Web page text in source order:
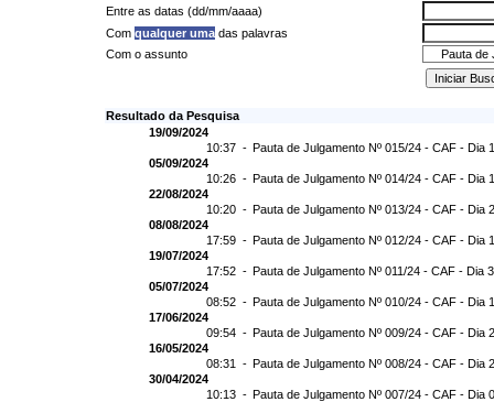
Entre as datas (dd/mm/aaaa)
Com qualquer uma das palavras
Com o assunto
Resultado da Pesquisa
19/09/2024
10:37 - Pauta de Julgamento Nº 015/24 - CAF - Dia
05/09/2024
10:26 - Pauta de Julgamento Nº 014/24 - CAF - Dia
22/08/2024
10:20 - Pauta de Julgamento Nº 013/24 - CAF - Dia
08/08/2024
17:59 - Pauta de Julgamento Nº 012/24 - CAF - Dia
19/07/2024
17:52 - Pauta de Julgamento Nº 011/24 - CAF - Dia
05/07/2024
08:52 - Pauta de Julgamento Nº 010/24 - CAF - Dia
17/06/2024
09:54 - Pauta de Julgamento Nº 009/24 - CAF - Dia
16/05/2024
08:31 - Pauta de Julgamento Nº 008/24 - CAF - Dia
30/04/2024
10:13 - Pauta de Julgamento Nº 007/24 - CAF - Dia